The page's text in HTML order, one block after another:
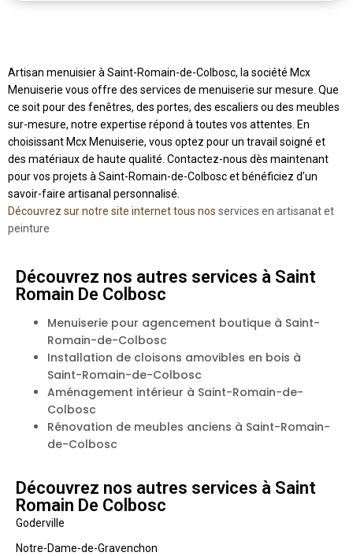
Artisan menuisier à Saint-Romain-de-Colbosc, la société Mcx
Menuiserie vous offre des services de menuiserie sur mesure. Que
ce soit pour des fenêtres, des portes, des escaliers ou des meubles
sur-mesure, notre expertise répond à toutes vos attentes. En
choisissant Mcx Menuiserie, vous optez pour un travail soigné et
des matériaux de haute qualité. Contactez-nous dès maintenant
pour vos projets à Saint-Romain-de-Colbosc et bénéficiez d’un
savoir-faire artisanal personnalisé.
Découvrez sur notre site internet tous nos services en artisanat et
peinture
Découvrez nos autres services à Saint
Romain De Colbosc
Menuiserie pour agencement boutique à Saint-
Romain-de-Colbosc
Installation de cloisons amovibles en bois à
Saint-Romain-de-Colbosc
Aménagement intérieur à Saint-Romain-de-
Colbosc
Rénovation de meubles anciens à Saint-Romain-
de-Colbosc
Découvrez nos autres services à Saint
Romain De Colbosc
Goderville
Notre-Dame-de-Gravenchon